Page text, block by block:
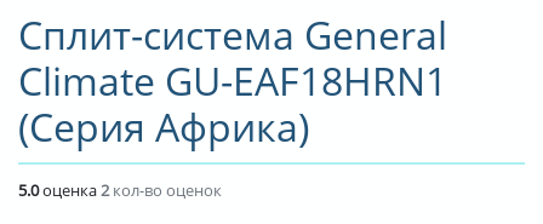
БИБЛИОТЕКА
НОВОСТИ
КОНТАКТЫ
О КОМПАНИИ
Cплит-система General
Climate GU-EAF18HRN1
(Серия Африка)
5.0оценка2кол-во оценок